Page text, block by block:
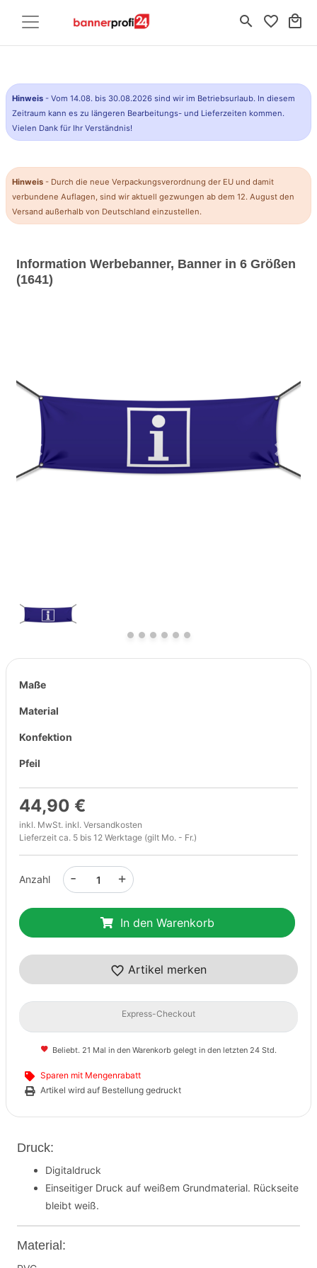
search favorite_border local_mall
Hinweis - Vom 14.08. bis 30.08.2026 sind wir im Betriebsurlaub. In diesem
Zeitraum kann es zu längeren Bearbeitungs- und Lieferzeiten kommen.
Vielen Dank für Ihr Verständnis!
Hinweis - Durch die neue Verpackungsverordnung der EU und damit
verbundene Auflagen, sind wir aktuell gezwungen ab dem 12. August den
Versand außerhalb von Deutschland einzustellen.
Information Werbebanner, Banner in 6 Größen
(1641)
Previous Next
Maße
Material
Konfektion
Pfeil
44,90 €
inkl. MwSt. inkl. Versandkosten
Lieferzeit ca. 5 bis 12 Werktage (gilt Mo. - Fr.)
Anzahl +
-
In den Warenkorb
Artikel merken
Express-Checkout
Beliebt. 21 Mal in den Warenkorb gelegt in den letzten 24 Std.
Sparen mit Mengenrabatt
Artikel wird auf Bestellung gedruckt
Druck:
Digitaldruck
Einseitiger Druck auf weißem Grundmaterial. Rückseite
bleibt weiß.
Material: